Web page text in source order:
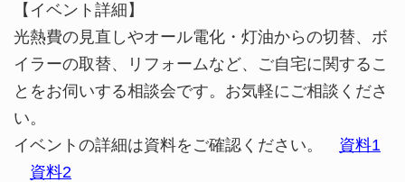
【イベント詳細】
光熱費の見直しやオール電化・灯油からの切替、ボ
イラーの取替、リフォームなど、ご自宅に関するこ
とをお伺いする相談会です。お気軽にご相談くださ
い。
イベントの詳細は資料をご確認ください。 資料1
資料2